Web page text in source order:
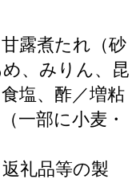
露煮たれ（砂
、みりん、昆
塩、酢／増粘
一部に小麦・
礼品等の製